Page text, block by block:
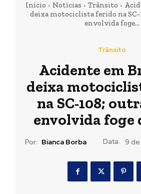
Início Notícias Trânsito
deixa motociclista ferido na
envolvida foge...
Trânsito
Acidente em
deixa
na SC-108;
envolvida foge
Por: Bianca Borba Data: 9